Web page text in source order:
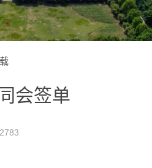
会签单
2783